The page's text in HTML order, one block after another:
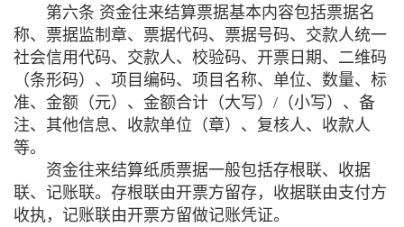
第六条 资金往来结算票据基本内容包括票据名
称、票据监制章、票据代码、票据号码、交款人统一
社会信用代码、交款人、校验码、开票日期、二维码
（条形码）、项目编码、项目名称、单位、数量、标
准、金额（元）、金额合计（大写） / （小写）、备
注、其他信息、收款单位（章）、复核人、收款人
等。
资金往来结算纸质票据一般包括存根联、收据
联、记账联。存根联由开票方留存，收据联由支付方
收执，记账联由开票方留做记账凭证。